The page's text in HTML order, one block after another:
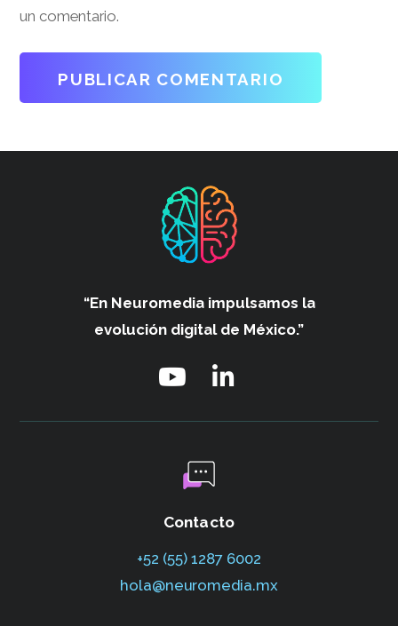
un comentario.
“En Neuromedia impulsamos la
evolución digital de México.”
Contacto
+52 (55) 1287 6002‬
hola@neuromedia.mx